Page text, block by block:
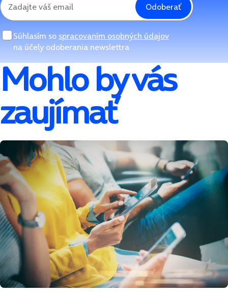
Odoberať
Súhlasím so spracovaním osobných údajov
na účely odoberania newslettra
Mohlo by vás
zaujímať